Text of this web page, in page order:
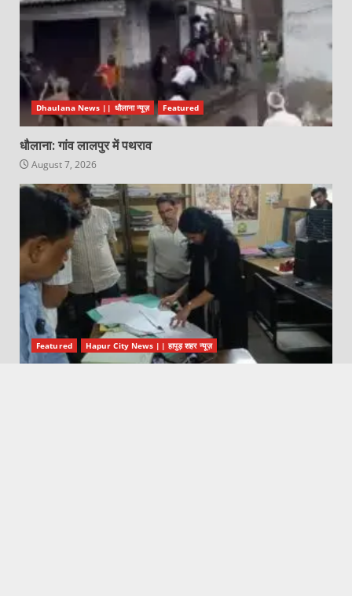
Dhaulana News || धौलाना न्यूज़ Featured
धौलाना: गांव लालपुर में पथराव
August 7, 2026
Featured Hapur City News || हापुड़ शहर न्यूज़